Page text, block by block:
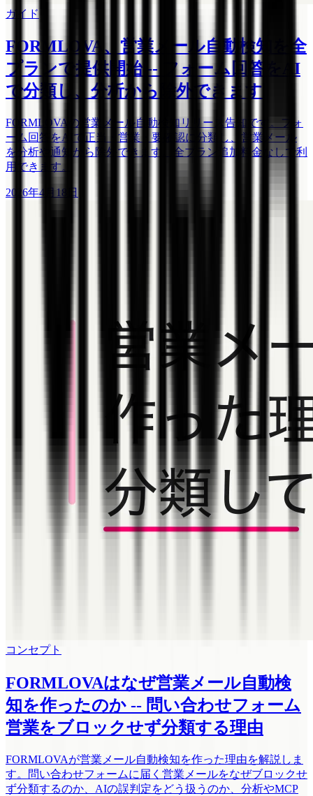
ガイド
FORMLOVA、営業メール自動検知を全
プランで提供開始 -- フォーム回答をAI
で分類し、分析から除外できます
FORMLOVAの営業メール自動検知リリース告知です。フォ
ーム回答をAIで正当・営業・要確認に分類し、営業メール
を分析や通知から除外できます。全プラン追加料金なしで利
用できます。
2026年4月18日
コンセプト
FORMLOVAはなぜ営業メール自動検
知を作ったのか -- 問い合わせフォーム
営業をブロックせず分類する理由
FORMLOVAが営業メール自動検知を作った理由を解説しま
す。問い合わせフォームに届く営業メールをなぜブロックせ
ず分類するのか、AIの誤判定をどう扱うのか、分析やMCP